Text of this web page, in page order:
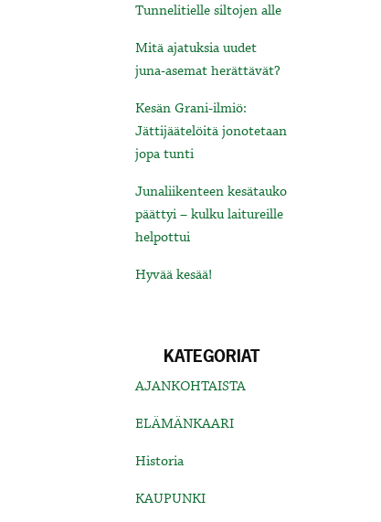
Tunnelitielle siltojen alle
Mitä ajatuksia uudet
juna-asemat herättävät?
Kesän Grani-ilmiö:
Jättijäätelöitä jonotetaan
jopa tunti
Junaliikenteen kesätauko
päättyi – kulku laitureille
helpottui
Hyvää kesää!
KATEGORIAT
AJANKOHTAISTA
ELÄMÄNKAARI
Historia
KAUPUNKI